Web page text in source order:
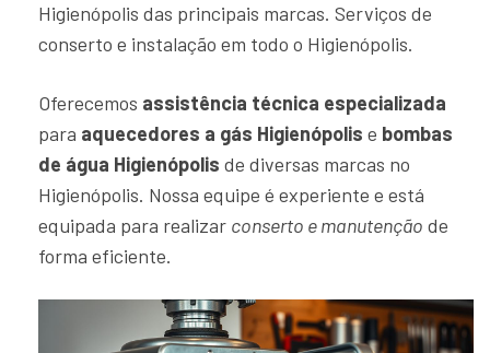
Higienópolis das principais marcas. Serviços de
conserto e instalação em todo o Higienópolis.
Oferecemos assistência técnica especializada
para aquecedores a gás Higienópolis e bombas
de água Higienópolis de diversas marcas no
Higienópolis. Nossa equipe é experiente e está
equipada para realizar conserto e manutenção de
forma eficiente.